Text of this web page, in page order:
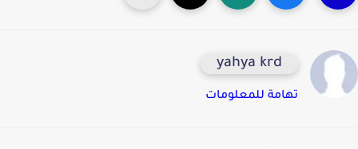
yahya krd
تهامة للمعلومات